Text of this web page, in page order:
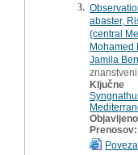
3.
abaster,
(central
Mohamed
Jamila
Ključne
Prenosov: